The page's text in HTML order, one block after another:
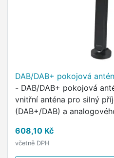
DAB/DAB+ pokojová
- DAB/DAB+ pokojová
vnitřní anténa pro silný
(DAB+/DAB) a
další zdroj napájení …
608,10 Kč
včetně DPH